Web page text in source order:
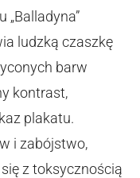
ludzką czaszkę
barw
kontrast,
plakatu.
i zabójstwo,
z toksycznością